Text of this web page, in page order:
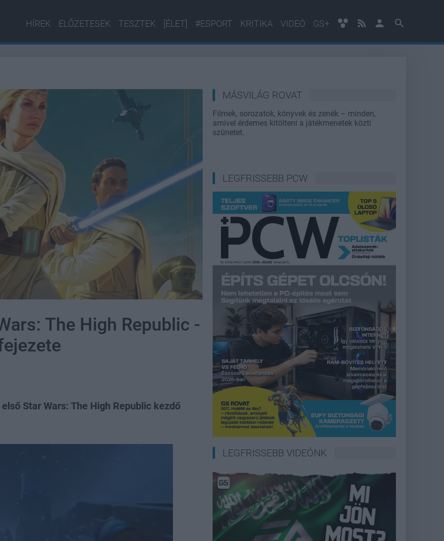
HÍREK ELŐZETESEK TESZTEK [ÉLET] #ESPORT KRITIKA VIDEÓ GS+
The High Republic -
Star Wars: The High Republic kezdő
MÁSVILÁG ROVAT
Filmek, sorozatok, könyvek és zenék – minden,
amivel érdemes kitölteni a játékmenetek közti
szünetet.
LEGFRISSEBB PCW
LEGFRISSEBB VIDEÓNK